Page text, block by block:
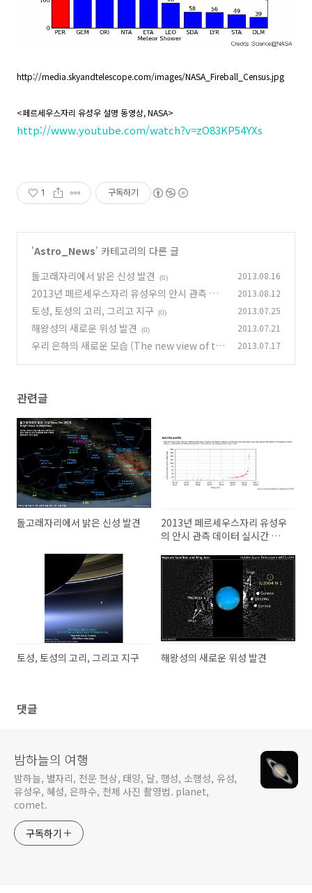
http://media.skyandtelescope.com/images/NASA_Fireball_Census.jpg
<페르세우스자리 유성우 설명 동영상, NASA>
http://www.youtube.com/watch?v=zO83KP54YXs
1 구독하기
'Astro_News' 카테고리의 다른 글
돌고래자리에서 밝은 신성 발견
(0) 2013.08.16
2013년 페르세우스자리 유성우의 안시 관측 데
이터 실시간 업데이트
(0)
2013.08.12
토성, 토성의 고리, 그리고 지구 (0) 2013.07.25
해왕성의 새로운 위성 발견 (0) 2013.07.21
우리 은하의 새로운 모습 (The new view of th
2013.07.17
관련글
돌고래자리에서 밝은 신성 발견
2013년 페르세우스자리 유성우
의 안시 관측 데이터 실시간 업
토성, 토성의 고리, 그리고 지구 해왕성의 새로운 위성 발견
댓글
밤하늘의 여행
밤하늘, 별자리, 천문 현상, 태양, 달, 행성, 소행성, 유성,
유성우, 혜성, 은하수, 천체 사진 촬영법. planet,
comet.
구독하기